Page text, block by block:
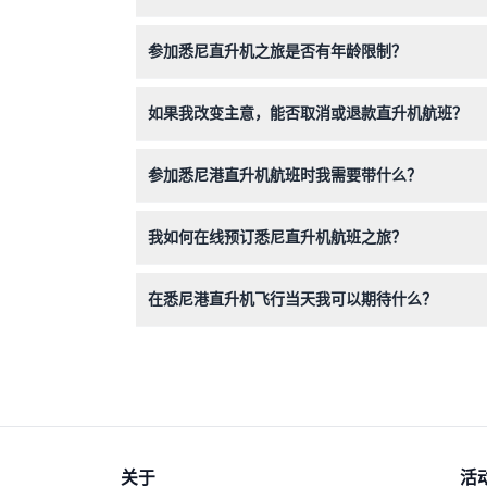
参加悉尼直升机之旅是否有年龄限制？
如果我改变主意，能否取消或退款直升机航班？
参加悉尼港直升机航班时我需要带什么？
我如何在线预订悉尼直升机航班之旅？
在悉尼港直升机飞行当天我可以期待什么？
关于 活